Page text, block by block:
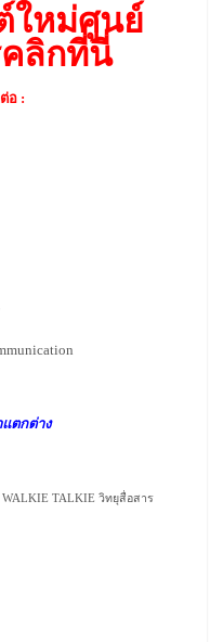
ใหม่ศูนย์
ลิกที่นี่
อ :
แตกต่าง
TALKIE วิทยุสื่อสาร